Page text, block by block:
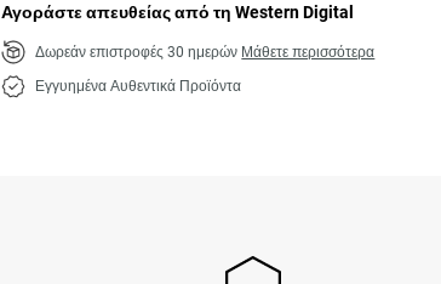
Αγοράστε απευθείας από τη Western Digital
Δωρεάν επιστροφές 30 ημερών Μάθετε περισσότερα
Εγγυημένα Αυθεντικά Προϊόντα